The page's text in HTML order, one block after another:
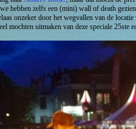
hebben zelfs een (mini) wall of death
onzeker door het wegvallen van de
mochten uitmaken van deze speciale 25ste